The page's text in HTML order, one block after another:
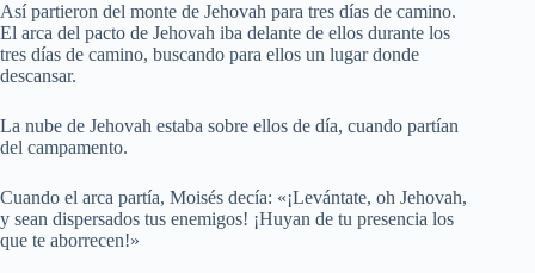
Así partieron del monte de Jehovah para tres días de camino.
El arca del pacto de Jehovah iba delante de ellos durante los
tres días de camino, buscando para ellos un lugar donde
descansar.
La nube de Jehovah estaba sobre ellos de día, cuando partían
del campamento.
Cuando el arca partía, Moisés decía: «¡Levántate, oh Jehovah,
y sean dispersados tus enemigos! ¡Huyan de tu presencia los
que te aborrecen!»